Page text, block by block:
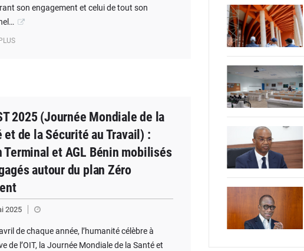
son engagement et celui de tout son
2025 (Journée Mondiale de la
et de la Sécurité au Travail) :
Terminal et AGL Bénin mobilisés
autour du plan Zéro
2025
de chaque année, l’humanité célèbre à
de l’OIT, la Journée Mondiale de la Santé et
© Ministère intérieur